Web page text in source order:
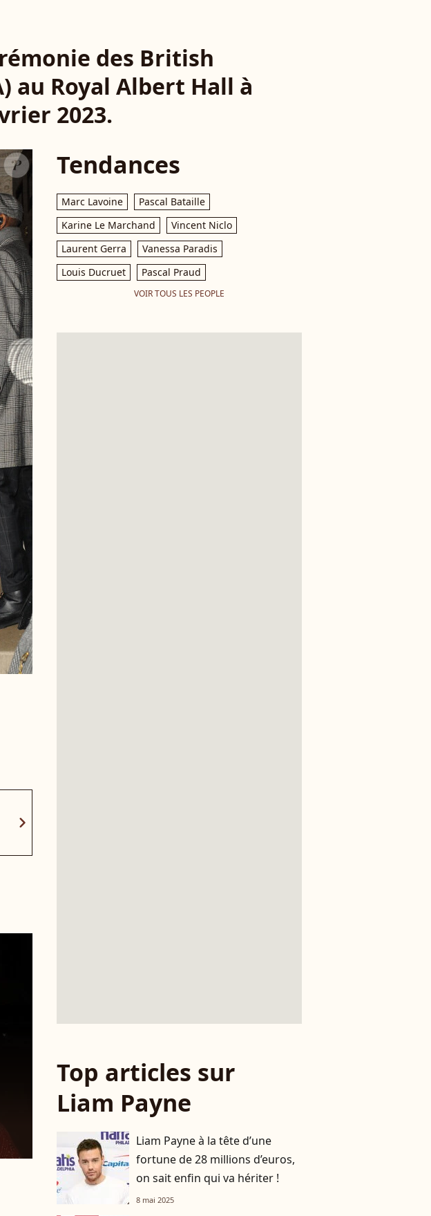
des British
au Royal Albert Hall à
2023.
chevron_right
Tendances
Marc Lavoine
Pascal Bataille
Karine Le Marchand
Vincent Niclo
Laurent Gerra
Vanessa Paradis
Louis Ducruet
Pascal Praud
VOIR TOUS LES PEOPLE
Top articles sur
Liam Payne
Liam Payne à la tête d’une
fortune de 28 millions d’euros,
on sait enfin qui va hériter !
8 mai 2025